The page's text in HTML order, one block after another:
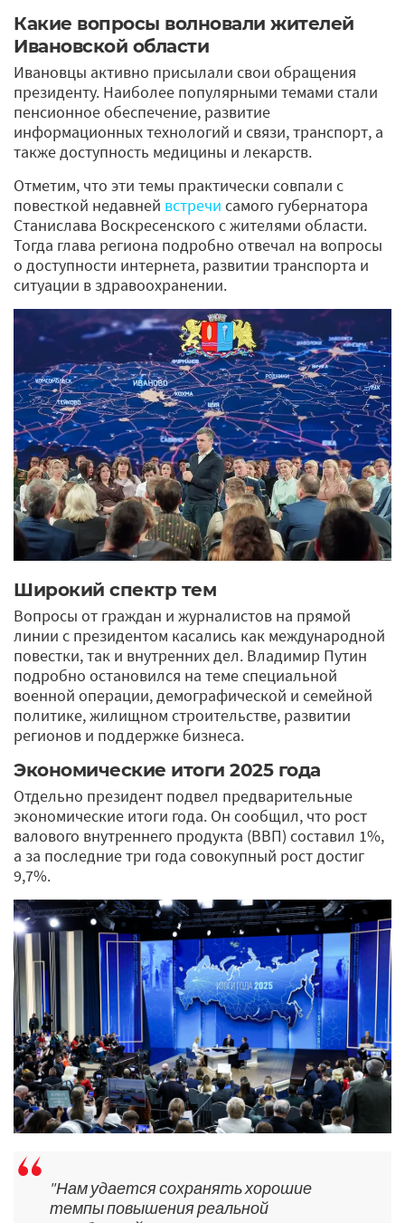
Какие вопросы волновали жителей
Ивановской области
Ивановцы активно присылали свои обращения
президенту. Наиболее популярными темами стали
пенсионное обеспечение, развитие
информационных технологий и связи, транспорт, а
также доступность медицины и лекарств.
Отметим, что эти темы практически совпали с
повесткой недавней встречи самого губернатора
Станислава Воскресенского с жителями области.
Тогда глава региона подробно отвечал на вопросы
о доступности интернета, развитии транспорта и
ситуации в здравоохранении.
Широкий спектр тем
Вопросы от граждан и журналистов на прямой
линии с президентом касались как международной
повестки, так и внутренних дел. Владимир Путин
подробно остановился на теме специальной
военной операции, демографической и семейной
политике, жилищном строительстве, развитии
регионов и поддержке бизнеса.
Экономические итоги 2025 года
Отдельно президент подвел предварительные
экономические итоги года. Он сообщил, что рост
валового внутреннего продукта (ВВП) составил 1%,
а за последние три года совокупный рост достиг
9,7%.
"Нам удается сохранять хорошие
темпы повышения реальной